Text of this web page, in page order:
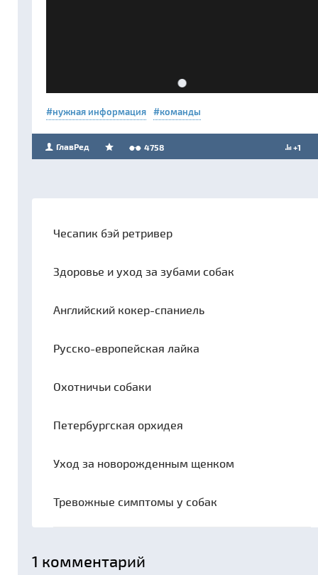
нужная информация команды
ГлавРед +1
4758
Чесапик бэй ретривер
Здоровье и уход за зубами собак
Английский кокер-спаниель
Русско-европейская лайка
Охотничьи собаки
Петербургская орхидея
Уход за новорожденным щенком
Тревожные симптомы у собак
1 комментарий